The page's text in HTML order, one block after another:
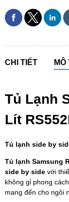
CHI TIẾT MÔ
Tủ Lạnh
Lít
Tủ lạnh side by
Tủ lạnh Samsung
side by side với
không gỉ phong
mang đến cho ngôi